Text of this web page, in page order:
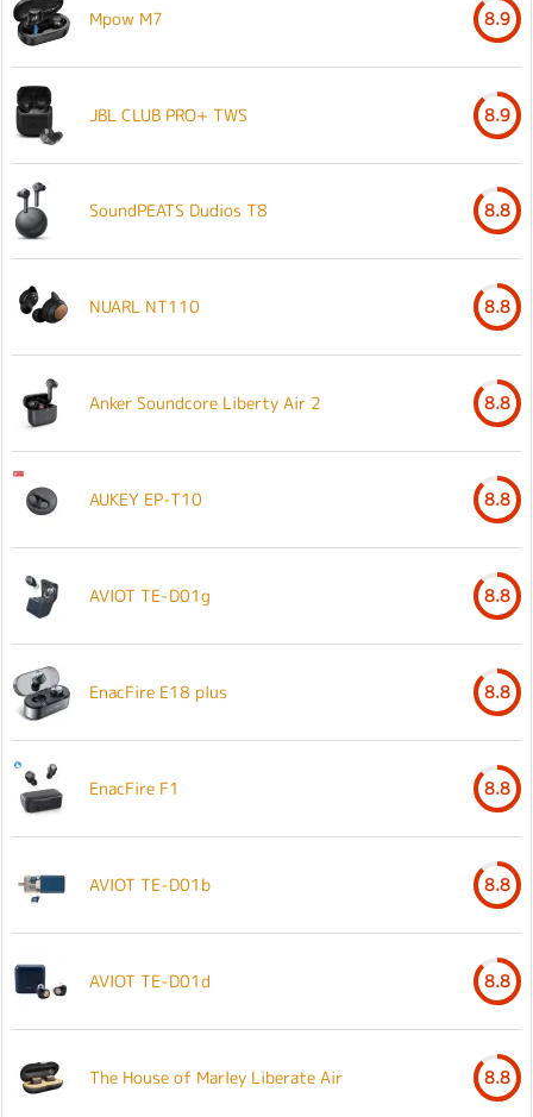
Mpow M7 8.9
JBL CLUB PRO+ TWS 8.9
SoundPEATS Dudios T8 8.8
NUARL NT110 8.8
Anker Soundcore Liberty Air 2 8.8
AUKEY EP-T10 8.8
AVIOT TE-D01g 8.8
EnacFire E18 plus 8.8
EnacFire F1 8.8
AVIOT TE-D01b 8.8
AVIOT TE-D01d 8.8
The House of Marley Liberate Air 8.8